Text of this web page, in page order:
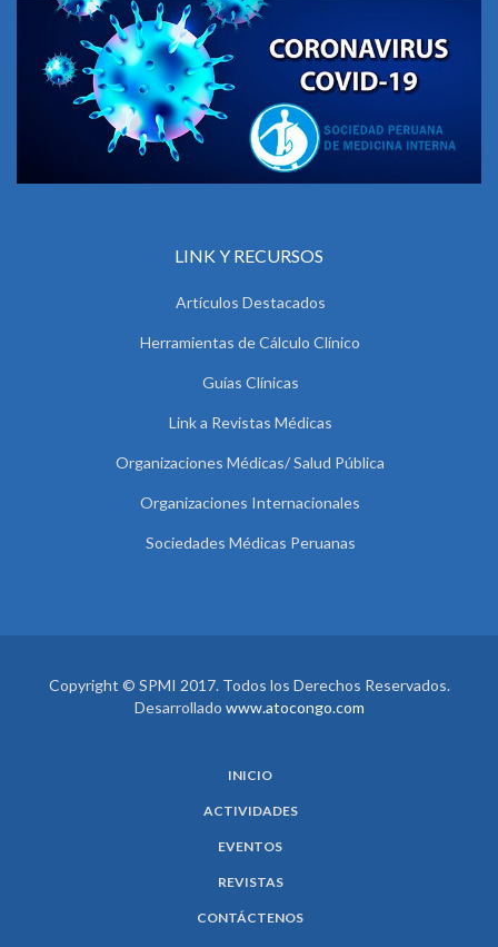
LINK Y RECURSOS
Artículos Destacados
Herramientas de Cálculo Clínico
Guías Clínicas
Link a Revistas Médicas
Organizaciones Médicas/ Salud Pública
Organizaciones Internacionales
Sociedades Médicas Peruanas
Copyright © SPMI 2017. Todos los Derechos Reservados.
Desarrollado www.atocongo.com
INICIO
ACTIVIDADES
EVENTOS
REVISTAS
CONTÁCTENOS